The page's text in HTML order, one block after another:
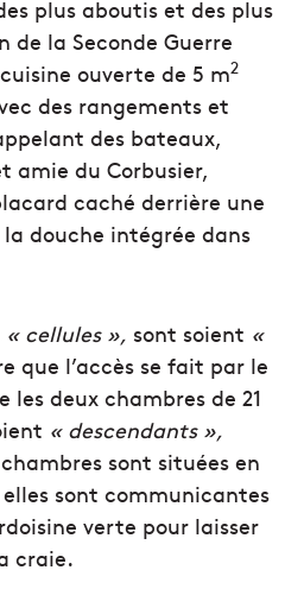
plus aboutis et des plus
de la Seconde Guerre
ouverte de 5 m2
des rangements et
des bateaux,
amie du Corbusier,
caché derrière une
douche intégrée dans
« cellules », sont soient «
que l’accès se fait par le
deux chambres de 21
« descendants »,
sont situées en
elles sont communicantes
verte pour laisser
craie.